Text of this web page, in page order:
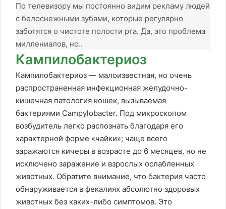
По телевизору мы постоянно видим рекламу людей
с белоснежными зубами, которые регулярно
заботятся о чистоте полости рта. Да, это проблема
миллениалов, но..
Кампилобактериоз
Кампилобактериоз — малоизвестная, но очень
распространенная инфекционная желудочно-
кишечная патология кошек, вызываемая
бактериями Campylobacter. Под микроскопом
возбудитель легко распознать благодаря его
характерной форме «чайки»; чаще всего
заражаются кичеры в возрасте до 6 месяцев, но не
исключено заражение и взрослых ослабленных
животных. Обратите внимание, что бактерия часто
обнаруживается в фекалиях абсолютно здоровых
животных без каких-либо симптомов. Это